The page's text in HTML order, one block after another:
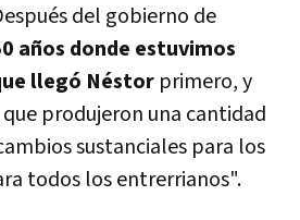
del gobierno de
años donde estuvimos
llegó Néstor primero, y
produjeron una cantidad
sustanciales para los
todos los entrerrianos".